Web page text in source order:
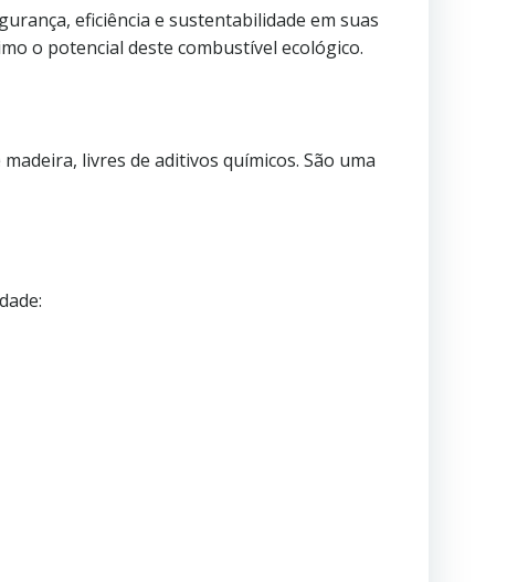
eficiência e sustentabilidade em suas
o potencial deste combustível ecológico.
livres de aditivos químicos. São uma